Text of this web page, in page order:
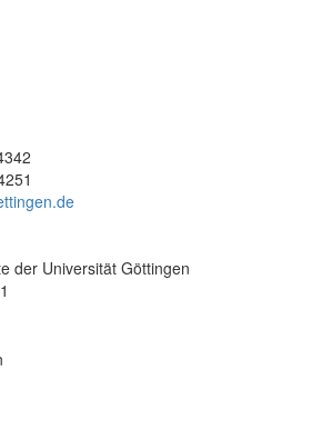
der Universität Göttingen